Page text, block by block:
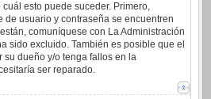
esto puede suceder. Primero,
de usuario y contraseña se encuentren
comuníquese con La Administración
sido excluido. También es posible que el
su dueño y/o tenga fallos en la
ser reparado.